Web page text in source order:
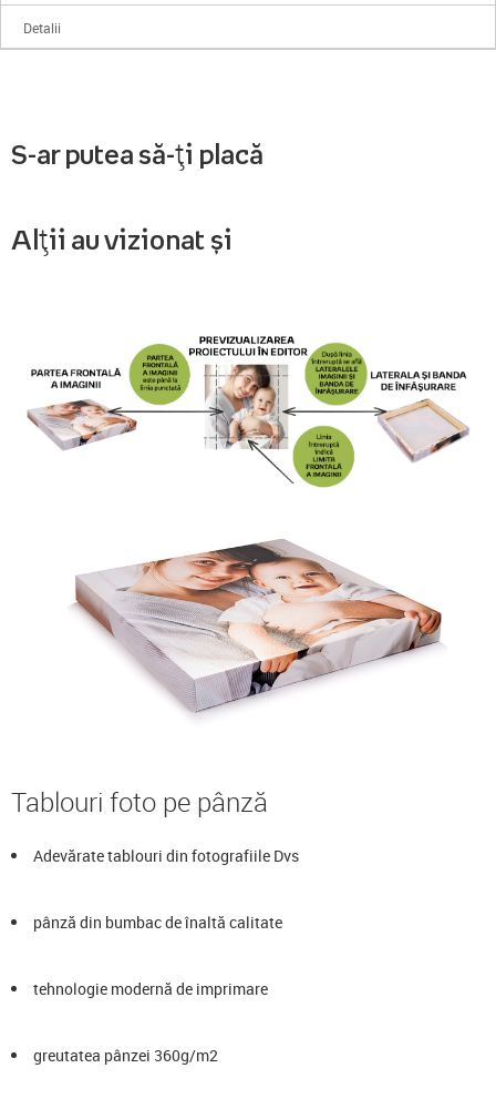
Detalii
S-ar putea să-ți placă
Alții au vizionat și
Tablouri foto pe pânză
Adevărate tablouri din fotografiile Dvs
pânză din bumbac de înaltă calitate
tehnologie modernă de imprimare
greutatea pânzei 360g/m2